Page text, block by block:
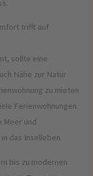
trifft auf
sollte eine
Nähe zur Natur
zu mieten
Ferienwohnungen
Meer und
das Inselleben.
bis zu modernen